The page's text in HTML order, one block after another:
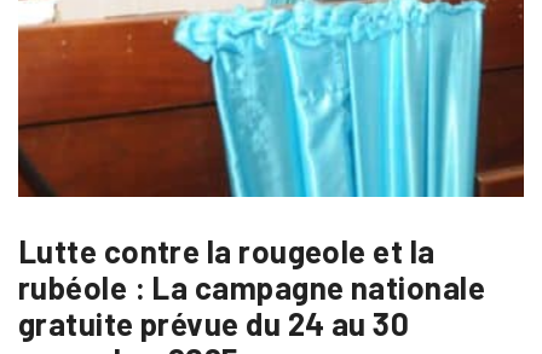
Lutte contre la rougeole et la
rubéole : La campagne nationale
gratuite prévue du 24 au 30